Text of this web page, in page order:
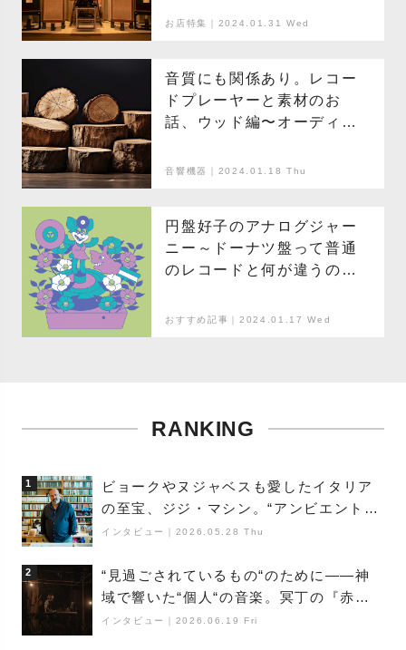
お店特集｜2024.01.31 Wed
音質にも関係あり。レコー
ドプレーヤーと素材のお
話、ウッド編〜オーディオ
音響機器｜2024.01.18 Thu
円盤好子のアナログジャー
ニー～ドーナツ盤って普通
のレコードと何が違うの？
おすすめ記事｜2024.01.17 Wed
RANKING
1
ビョークやヌジャベスも愛したイタリア
の至宝、ジジ・マシン。“アンビエントの
巨匠”が明かす創作の原点と、「動き」に
インタビュー 2026.05.28 Thu
2
“見過ごされているもの“のために――神
域で響いた“個人“の音楽。冥丁の『赤城
夜神楽』をレポート
インタビュー 2026.06.19 Fri